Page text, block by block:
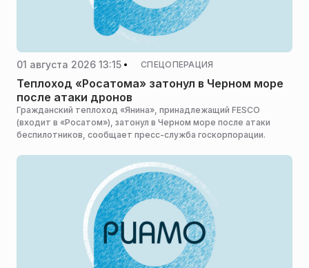
01 августа 2026 13:15 СПЕЦОПЕРАЦИЯ
Теплоход «Росатома» затонул в Черном море
после атаки дронов
Гражданский теплоход «Янина», принадлежащий FESCO
(входит в «Росатом»), затонул в Черном море после атаки
беспилотников, сообщает пресс-служба госкорпорации.